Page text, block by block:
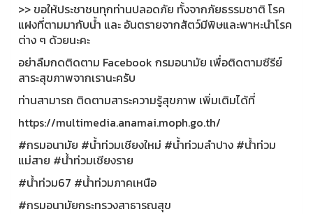
>> ขอให้ประชาชนทุกท่านปลอดภัย ทั้งจากภัยธรรมชาติ โรค
แฝงที่ตามมากับน้ำ และ อันตรายจากสัตว์มีพิษและพาหะนำโรค
ต่าง ๆ ด้วยนะคะ
อย่าลืมกดติดตาม Facebook กรมอนามัย เพื่อติดตามซีรีย์
สาระสุขภาพจากเรานะครับ
ท่านสามารถ ติดตามสาระความรู้สุขภาพ เพิ่มเติมได้ที่
https://multimedia.anamai.moph.go.th/
#กรมอนามัย #น้ำท่วมเชียงใหม่ #น้ำท่วมลำปาง #น้ําท่วม
แม่สาย #น้ําท่วมเชียงราย
#น้ําท่วม67 #น้ําท่วมภาคเหนือ
#กรมอนามัยกระทรวงสาธารณสุข